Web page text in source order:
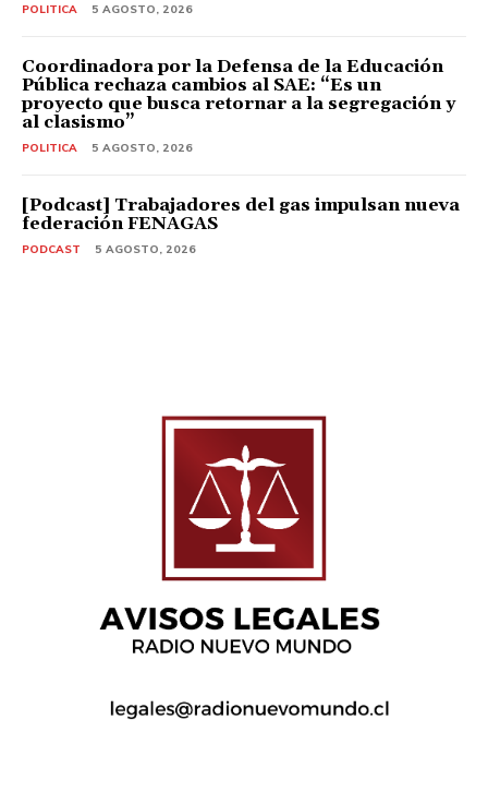
POLITICA 5 AGOSTO, 2026
Coordinadora por la Defensa de la Educación
Pública rechaza cambios al SAE: “Es un
proyecto que busca retornar a la segregación y
al clasismo”
POLITICA 5 AGOSTO, 2026
[Podcast] Trabajadores del gas impulsan nueva
federación FENAGAS
PODCAST 5 AGOSTO, 2026